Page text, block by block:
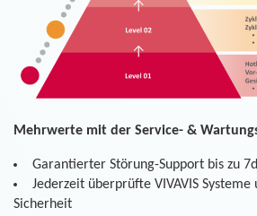
Mehrwerte mit der Service- &
Garantierter Störung-Support bis zu
Jederzeit überprüfte VIVAVIS
Sicherheit